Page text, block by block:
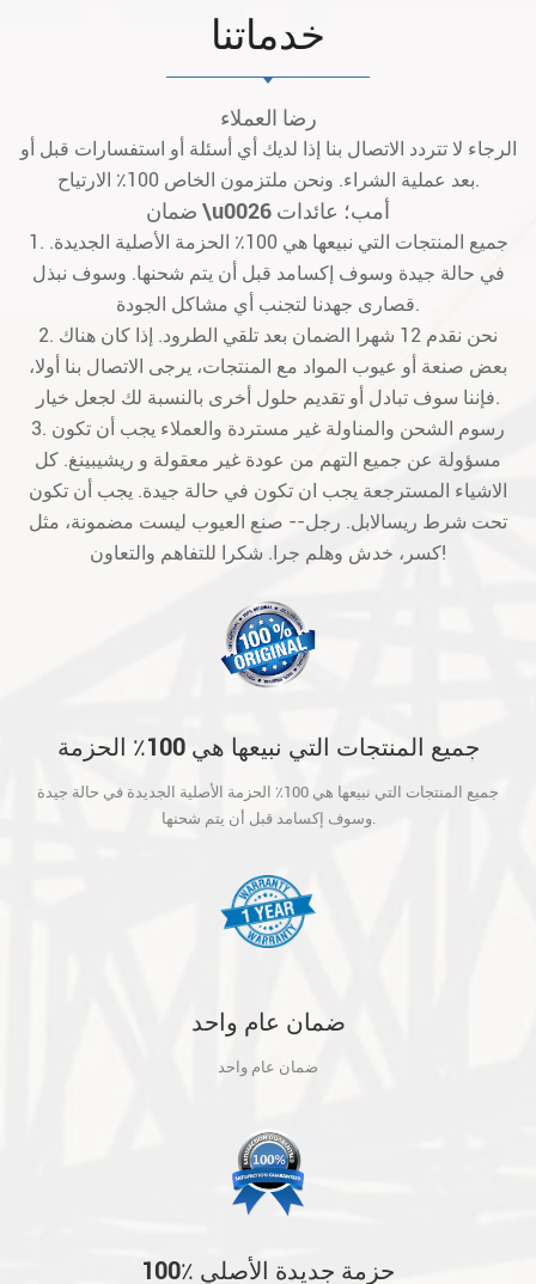
خدماتنا
رضا العملاء
الرجاء لا تتردد الاتصال بنا إذا لديك أي أسئلة أو استفسارات قبل أو
بعد عملية الشراء. ونحن ملتزمون الخاص 100٪ الارتياح.
ضمان \u0026 أمب؛ عائدات
1. جميع المنتجات التي نبيعها هي 100٪ الحزمة الأصلية الجديدة.
في حالة جيدة وسوف إكسامد قبل أن يتم شحنها. وسوف نبذل
قصارى جهدنا لتجنب أي مشاكل الجودة.
2. نحن نقدم 12 شهرا الضمان بعد تلقي الطرود. إذا كان هناك
بعض صنعة أو عيوب المواد مع المنتجات، يرجى الاتصال بنا أولا،
فإننا سوف تبادل أو تقديم حلول أخرى بالنسبة لك لجعل خيار.
3. رسوم الشحن والمناولة غير مستردة والعملاء يجب أن تكون
مسؤولة عن جميع التهم من عودة غير معقولة و ريشيبينغ. كل
الاشياء المسترجعة يجب ان تكون في حالة جيدة. يجب أن تكون
تحت شرط ريسالابل. رجل-- صنع العيوب ليست مضمونة، مثل
كسر، خدش وهلم جرا. شكرا للتفاهم والتعاون!
جميع المنتجات التي نبيعها هي 100٪ الحزمة
الأصلية الجديدة في حالة جيدة وسوف إكسامد
قبل أن يتم شحنها.
جميع المنتجات التي نبيعها هي 100٪ الحزمة الأصلية الجديدة في حالة جيدة
وسوف إكسامد قبل أن يتم شحنها.
ضمان عام واحد
ضمان عام واحد
100٪ حزمة جديدة الأصلي